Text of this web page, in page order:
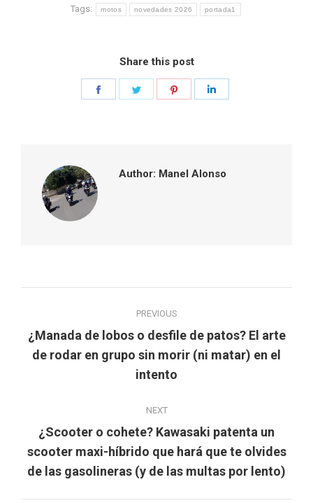
Tags: motos novedades 2026 portada1
Share this post
Author: Manel Alonso
navigation
PREVIOUS
Previous
post:
¿Manada de lobos o desfile de patos? El arte
de rodar en grupo sin morir (ni matar) en el
intento
NEXT
Next
post:
¿Scooter o cohete? Kawasaki patenta un
scooter maxi-híbrido que hará que te olvides
de las gasolineras (y de las multas por lento)